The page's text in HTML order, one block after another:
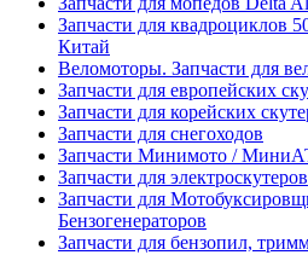
Запчасти для квадроциклов
Китай
Веломоторы. Запчасти для
Запчасти для европейских
Запчасти для корейских
Запчасти для снегоходов
Запчасти Минимото /
Запчасти для электроскутеров
Запчасти для
Бензогенераторов
Запчасти для бензопил,